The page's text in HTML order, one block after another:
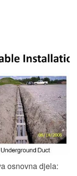
osnovna djela: